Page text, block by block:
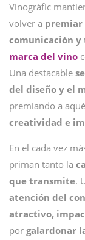
Vinográfic
volver a premiar
comunicación
marca del vino
Una destacable
del diseño y el
premiando a
creatividad e
En el cada vez
priman tanto la
que transmite.
atención del
atractivo,
por galardonar